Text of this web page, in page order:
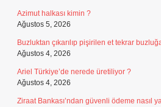
Azimut halkası kimin ?
Ağustos 5, 2026
Buzluktan çıkarılıp pişirilen et tekrar
Ağustos 4, 2026
Ariel Türkiye’de nerede üretiliyor ?
Ağustos 4, 2026
Ziraat Bankası’ndan güvenli ödeme nasıl